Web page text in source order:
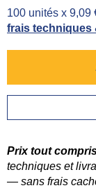
100 unités x 9,09
frais techniques
Prix tout
techniques et
— sans frais